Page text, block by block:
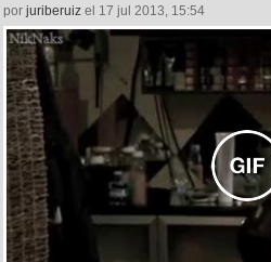
por juriberuiz el 17 jul 2013, 15:54